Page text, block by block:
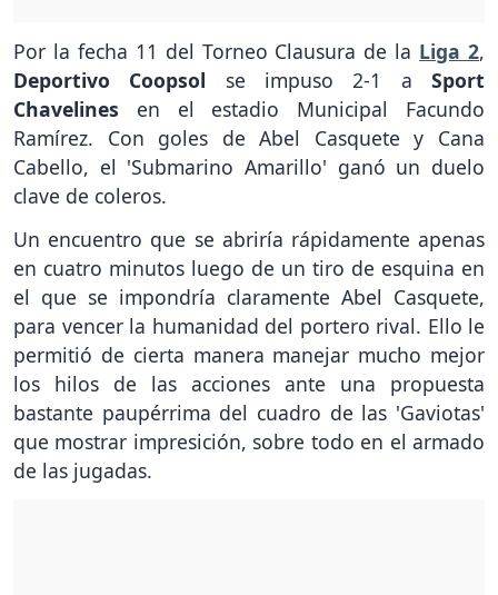
Por la fecha 11 del Torneo Clausura de la Liga 2,
Deportivo Coopsol se impuso 2-1 aSport
Chavelines en el estadio Municipal Facundo
Ramírez. Con goles de Abel Casquete y Cana
Cabello, el 'Submarino Amarillo' ganó un duelo
clave de coleros.
Un encuentro que se abriría rápidamente apenas
en cuatro minutos luego de un tiro de esquina en
el que se impondría claramente Abel Casquete,
para vencer la humanidad del portero rival. Ello le
permitió de cierta manera manejar mucho mejor
los hilos de las acciones ante una propuesta
bastante paupérrima del cuadro de las 'Gaviotas'
que mostrar impresición, sobre todo en el armado
de las jugadas.